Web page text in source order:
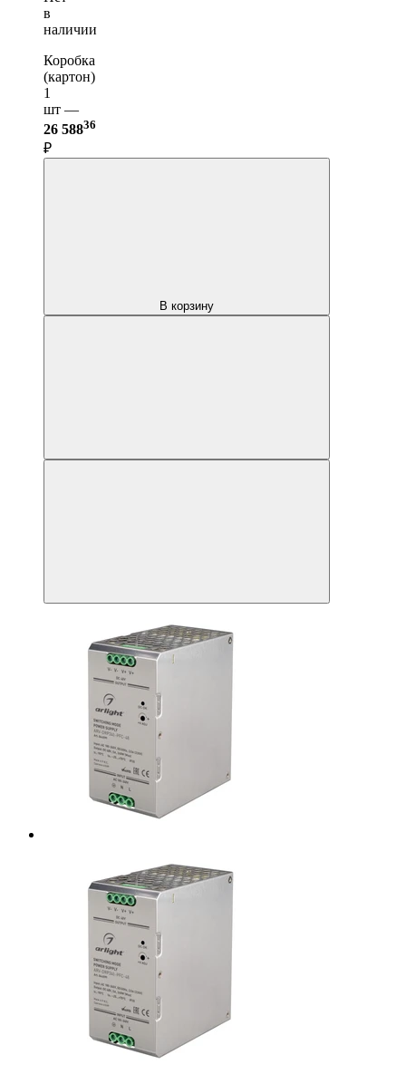
в
наличии
Коробка
(картон)
1
шт —
26 58836
₽
В корзину